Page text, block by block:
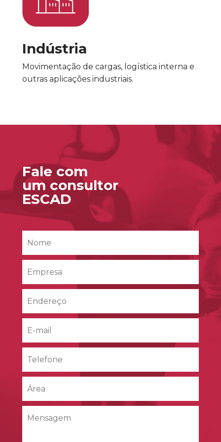
Indústria
Movimentação de cargas, logística interna e
outras aplicações industriais.
Fale com
um consultor
ESCAD